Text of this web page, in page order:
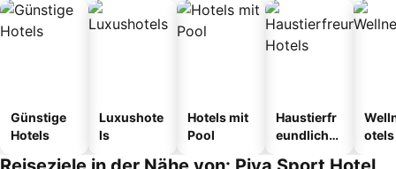
Günstige
Hotels
Luxushote
ls
Hotels mit
Pool
Haustierfr
eundliche
otels